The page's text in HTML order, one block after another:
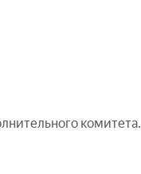
комитета.